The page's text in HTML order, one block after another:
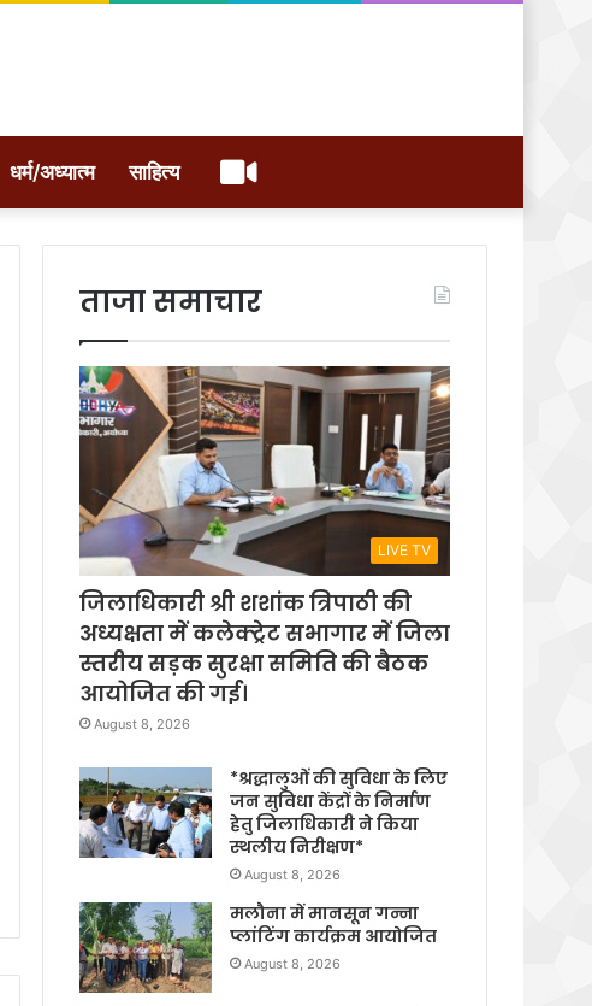
धर्म/अध्यात्म साहित्य वीडियो
ताजा समाचार
LIVE TV
जिलाधिकारी श्री शशांक त्रिपाठी की
अध्यक्षता में कलेक्ट्रेट सभागार में जिला
स्तरीय सड़क सुरक्षा समिति की बैठक
आयोजित की गई।
August 8, 2026
*श्रद्धालुओं की सुविधा के लिए
जन सुविधा केंद्रों के निर्माण
हेतु जिलाधिकारी ने किया
स्थलीय निरीक्षण*
August 8, 2026
मलौना में मानसून गन्ना
प्लांटिंग कार्यक्रम आयोजित
August 8, 2026